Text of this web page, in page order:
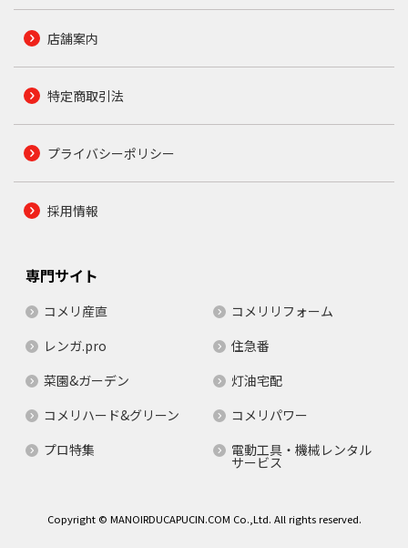
店舗案内
特定商取引法
プライバシーポリシー
採用情報
専門サイト
コメリ産直
コメリリフォーム
レンガ.pro
住急番
菜園&ガーデン
灯油宅配
コメリハード&グリーン
コメリパワー
プロ特集
電動工具・機械レンタル
サービス
Copyright © MANOIRDUCAPUCIN.COM Co.,Ltd. All rights reserved.